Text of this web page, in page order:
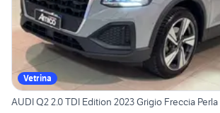
Vetrina
AUDI Q2 2.0 TDI Edition 2023 Grigio Freccia Perla